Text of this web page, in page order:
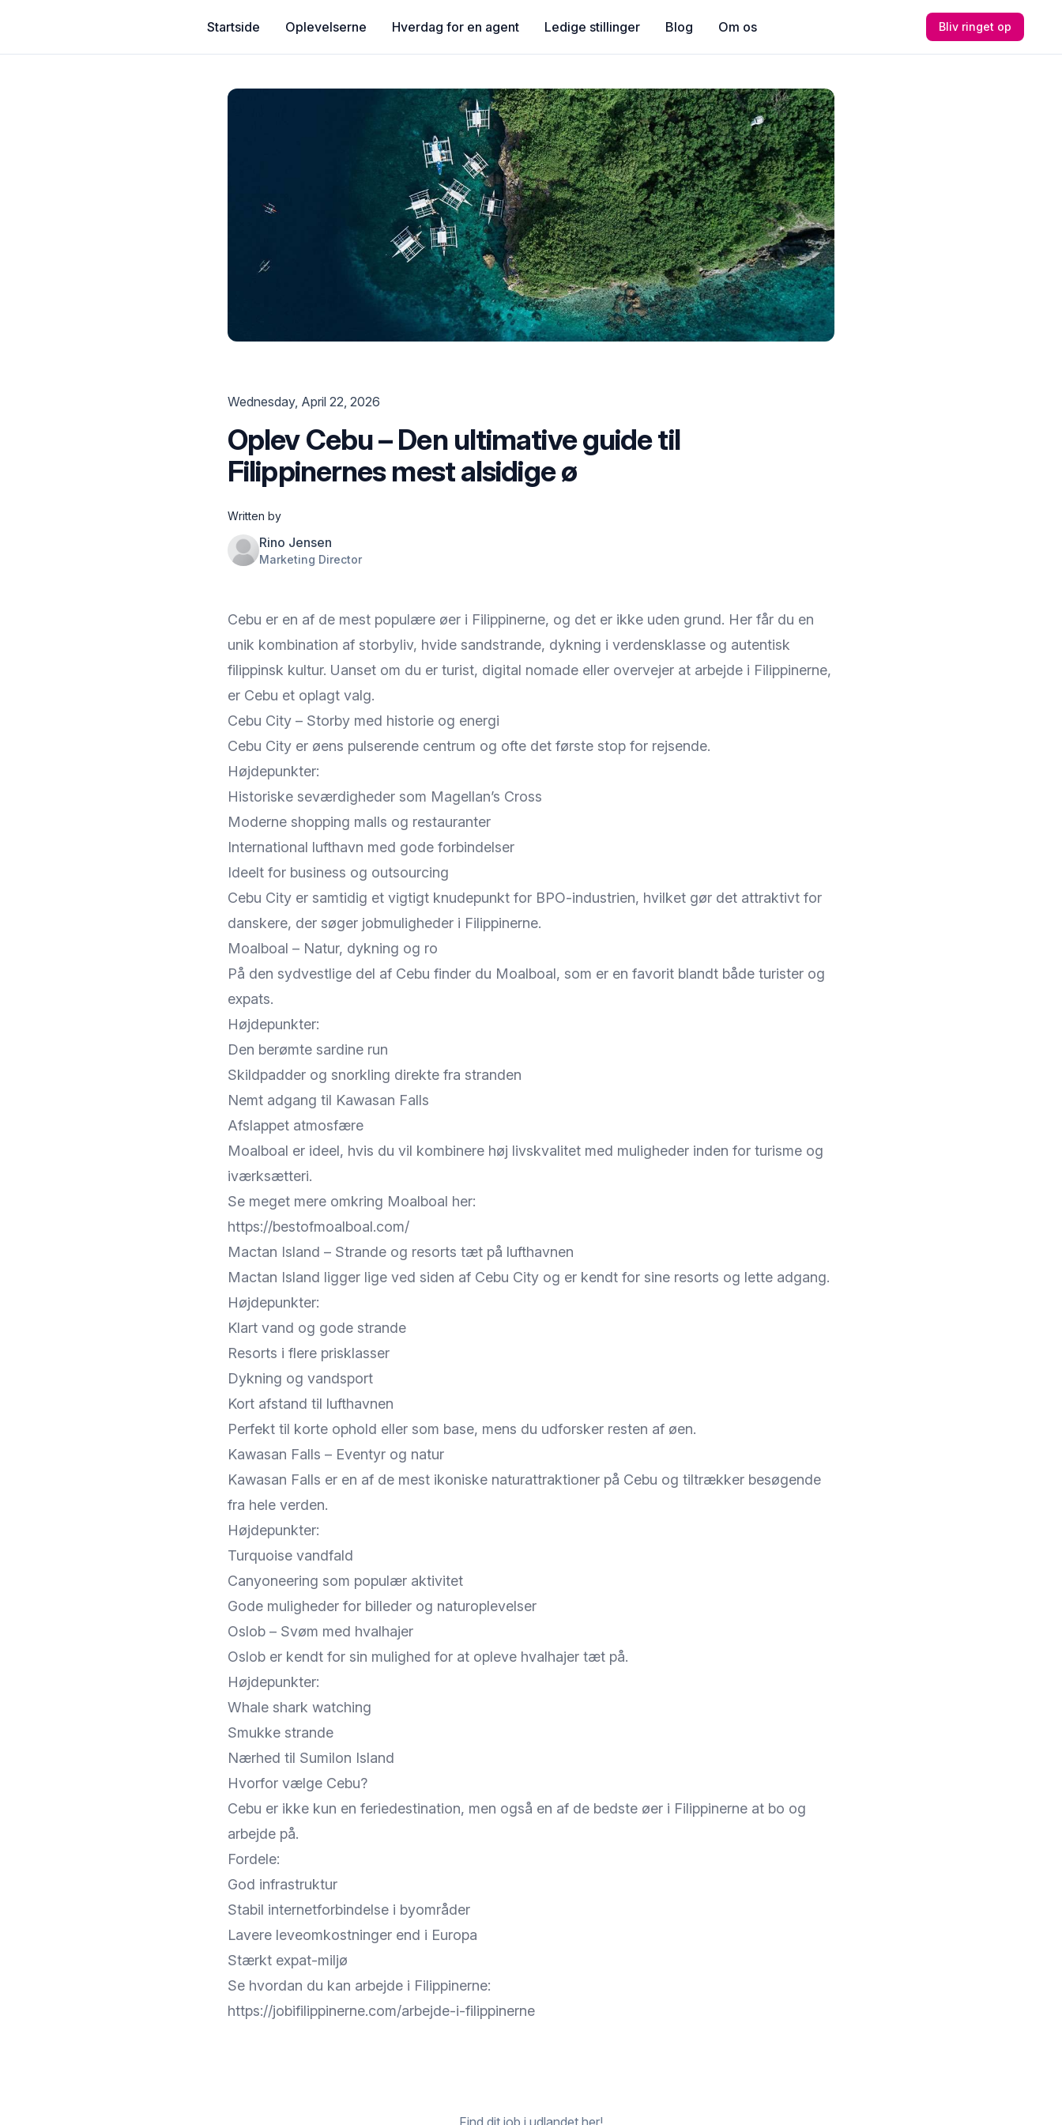
Bliv ringet op
Startside Oplevelserne Hverdag for en agent Ledige stillinger Blog Om os
Wednesday, April 22, 2026
Oplev Cebu – Den ultimative guide til
Filippinernes mest alsidige ø
Written by
Rino Jensen
Marketing Director
Cebu er en af de mest populære øer i Filippinerne, og det er ikke uden grund. Her får du en
unik kombination af storbyliv, hvide sandstrande, dykning i verdensklasse og autentisk
filippinsk kultur. Uanset om du er turist, digital nomade eller overvejer at arbejde i Filippinerne,
er Cebu et oplagt valg.
Cebu City – Storby med historie og energi
Cebu City er øens pulserende centrum og ofte det første stop for rejsende.
Højdepunkter:
Historiske seværdigheder som Magellan’s Cross
Moderne shopping malls og restauranter
International lufthavn med gode forbindelser
Ideelt for business og outsourcing
Cebu City er samtidig et vigtigt knudepunkt for BPO-industrien, hvilket gør det attraktivt for
danskere, der søger jobmuligheder i Filippinerne.
Moalboal – Natur, dykning og ro
På den sydvestlige del af Cebu finder du Moalboal, som er en favorit blandt både turister og
expats.
Højdepunkter:
Den berømte sardine run
Skildpadder og snorkling direkte fra stranden
Nemt adgang til Kawasan Falls
Afslappet atmosfære
Moalboal er ideel, hvis du vil kombinere høj livskvalitet med muligheder inden for turisme og
iværksætteri.
Se meget mere omkring Moalboal her:
https://bestofmoalboal.com/
Mactan Island – Strande og resorts tæt på lufthavnen
Mactan Island ligger lige ved siden af Cebu City og er kendt for sine resorts og lette adgang.
Højdepunkter:
Klart vand og gode strande
Resorts i flere prisklasser
Dykning og vandsport
Kort afstand til lufthavnen
Perfekt til korte ophold eller som base, mens du udforsker resten af øen.
Kawasan Falls – Eventyr og natur
Kawasan Falls er en af de mest ikoniske naturattraktioner på Cebu og tiltrækker besøgende
fra hele verden.
Højdepunkter:
Turquoise vandfald
Canyoneering som populær aktivitet
Gode muligheder for billeder og naturoplevelser
Oslob – Svøm med hvalhajer
Oslob er kendt for sin mulighed for at opleve hvalhajer tæt på.
Højdepunkter:
Whale shark watching
Smukke strande
Nærhed til Sumilon Island
Hvorfor vælge Cebu?
Cebu er ikke kun en feriedestination, men også en af de bedste øer i Filippinerne at bo og
arbejde på.
Fordele:
God infrastruktur
Stabil internetforbindelse i byområder
Lavere leveomkostninger end i Europa
Stærkt expat-miljø
Se hvordan du kan arbejde i Filippinerne:
https://jobifilippinerne.com/arbejde-i-filippinerne
Find dit job i udlandet her!